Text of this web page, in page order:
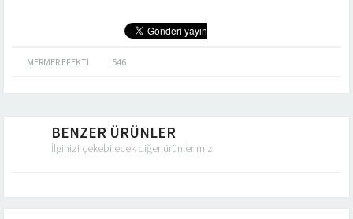
MERMER EFEKTI 546
BENZER ÜRÜNLER
İlginizi çekebilecek diğer ürünlerimiz